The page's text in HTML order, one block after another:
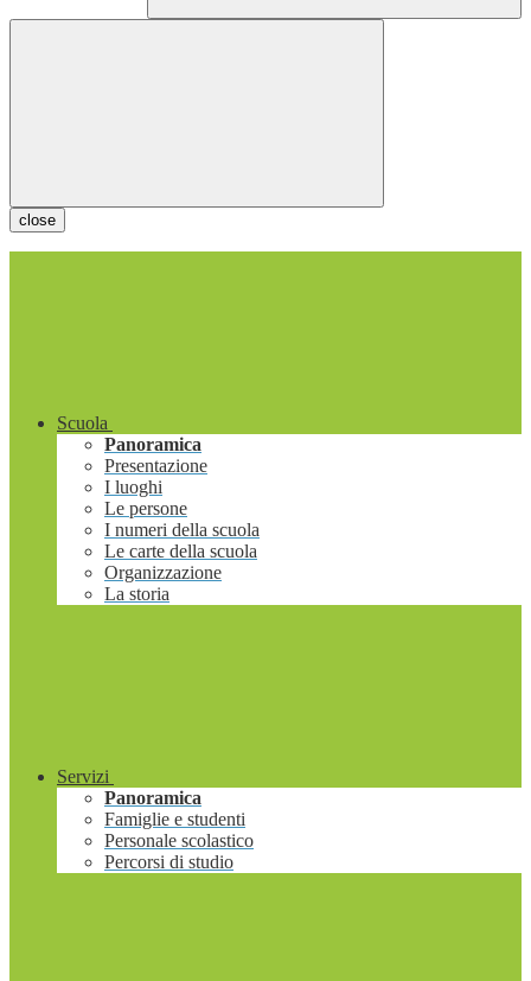
close
Scuola
Panoramica
Presentazione
I luoghi
Le persone
I numeri della scuola
Le carte della scuola
Organizzazione
La storia
Servizi
Panoramica
Famiglie e studenti
Personale scolastico
Percorsi di studio